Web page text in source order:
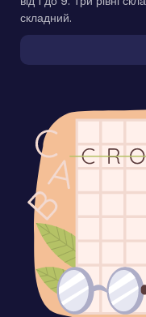
складний.